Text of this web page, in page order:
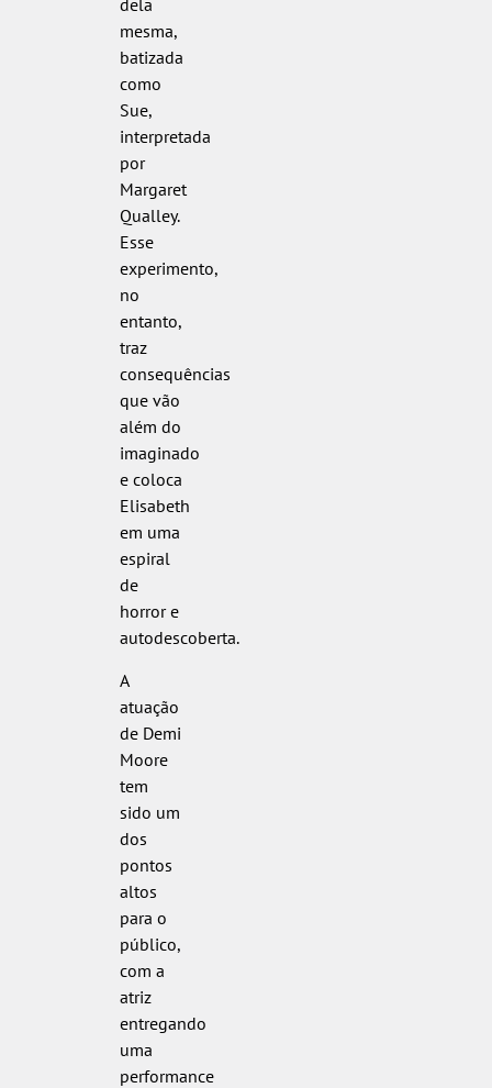
dela
mesma,
batizada
como
Sue,
interpretada
por
Margaret
Qualley.
Esse
experimento,
no
entanto,
traz
consequências
que vão
além do
imaginado
e coloca
Elisabeth
em uma
espiral
de
horror e
autodescoberta.
A
atuação
de Demi
Moore
tem
sido um
dos
pontos
altos
para o
público,
com a
atriz
entregando
uma
performance